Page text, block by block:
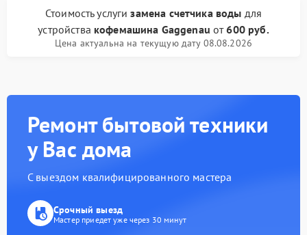
Стоимость услугизамена счетчика воды для
устройства кофемашина Gaggenau от600 руб.
Цена актуальна на текущую дату 08.08.2026
Ремонт бытовой техники
у Вас дома
С выездом квалифицированного мастера
Срочный выезд
Мастер приедет уже через 30 минут